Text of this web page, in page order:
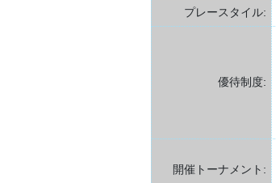
プレースタイル:
優待制度:
開催トーナメント: